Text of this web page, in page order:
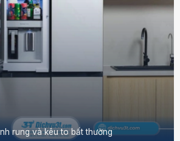
rung và kêu to bất thường